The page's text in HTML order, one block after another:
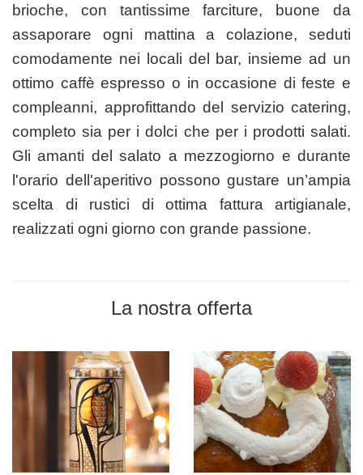
brioche, con tantissime farciture, buone da
assaporare ogni mattina a colazione, seduti
comodamente nei locali del bar, insieme ad un
ottimo caffè espresso o in occasione di feste e
compleanni, approfittando del servizio catering,
completo sia per i dolci che per i prodotti salati.
Gli amanti del salato a mezzogiorno e durante
l'orario dell'aperitivo possono gustare un’ampia
scelta di rustici di ottima fattura artigianale,
realizzati ogni giorno con grande passione.
La nostra offerta